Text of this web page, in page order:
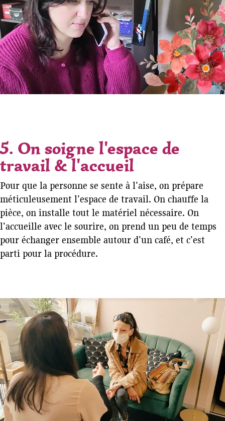
5. On soigne l'espace de
travail & l'accueil
Pour que la personne se sente à l'aise, on prépare
méticuleusement l'espace de travail. On chauffe la
pièce, on installe tout le matériel nécessaire. On
l'accueille avec le sourire, on prend un peu de temps
pour échanger ensemble autour d'un café, et c'est
parti pour la procédure.